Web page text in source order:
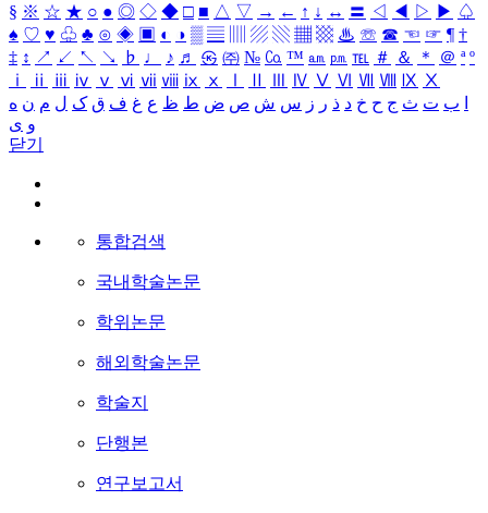
§ ※ ☆ ★ ○ ● ◎ ◇ ◆ □ ■ △ ▽ → ← ↑ ↓ ↔ 〓 ◁ ◀ ▷ ▶ ♤
♠ ♡ ♥ ♧ ♣ ⊙ ◈ ▣ ◐ ◑ ▒ ▤ ▨ ▧ ▦ ▩ ♨ ☏ ☎ ☜ ☞ ¶ †
‡ ↕ ↗ ↙ ↖ ↘ ♭ ♩ ♪ ♬ ㉿ ㈜ № ㏇ ™ ㏂ ㏘ ℡ ＃ ＆ ＊ ＠ ª º
ⅰ
ⅱ ⅲ ⅳ ⅴ ⅵ ⅶ ⅷ ⅸ ⅹ Ⅳ Ⅴ Ⅵ Ⅶ Ⅷ Ⅸ Ⅹ
ب ت ث ج ح خ د ذ ر ز س ش ص ض ط ظ ع غ ف ق ک ل م ن ه
و ی
닫기
통합검색
국내학술논문
학위논문
해외학술논문
학술지
단행본
연구보고서